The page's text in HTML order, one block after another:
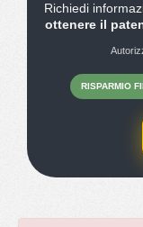
Richiedi
ottenere il
RISPARMIO